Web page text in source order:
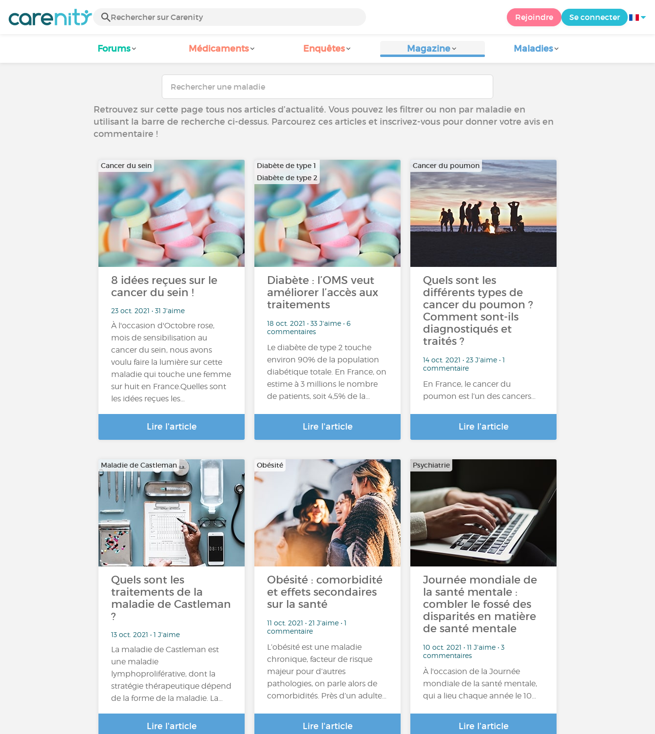
Rejoindre Se connecter
Forums Médicaments Enquêtes Magazine Maladies
Retrouvez sur cette page tous nos articles d’actualité. Vous pouvez les filtrer ou non par maladie en
utilisant la barre de recherche ci-dessus. Parcourez ces articles et inscrivez-vous pour donner votre avis en
commentaire !
Cancer du sein
8 idées reçues sur le
cancer du sein !
23 oct. 2021 • 31 J'aime
À l'occasion d'Octobre rose,
mois de sensibilisation au
cancer du sein, nous avons
voulu faire la lumière sur cette
maladie qui touche une femme
sur huit en France.Quelles sont
les idées reçues les...
Lire l'article
Diabète de type 1
Diabète de type 2
Diabète : l’OMS veut
améliorer l’accès aux
traitements
18 oct. 2021 • 33 J'aime • 6
commentaires
Le diabète de type 2 touche
environ 90% de la population
diabétique totale. En France, on
estime à 3 millions le nombre
de patients, soit 4,5% de la…
Lire l'article
Cancer du poumon
Quels sont les
différents types de
cancer du poumon ?
Comment sont-ils
diagnostiqués et
traités ?
14 oct. 2021 • 23 J'aime • 1
commentaire
En France, le cancer du
poumon est l’un des cancers…
Lire l'article
Maladie de Castleman
Quels sont les
traitements de la
maladie de Castleman
?
13 oct. 2021 • 1 J'aime
La maladie de Castleman est
une maladie
lymphoproliférative, dont la
stratégie thérapeutique dépend
de la forme de la maladie. La…
Lire l'article
Obésité
Obésité : comorbidité
et effets secondaires
sur la santé
11 oct. 2021 • 21 J'aime • 1
commentaire
L’obésité est une maladie
chronique, facteur de risque
majeur pour d’autres
pathologies, on parle alors de
comorbidités. Près d’un adulte…
Lire l'article
Psychiatrie
Journée mondiale de
la santé mentale :
combler le fossé des
disparités en matière
de santé mentale
10 oct. 2021 • 11 J'aime • 3
commentaires
À l'occasion de la Journée
mondiale de la santé mentale,
qui a lieu chaque année le 10…
Lire l'article